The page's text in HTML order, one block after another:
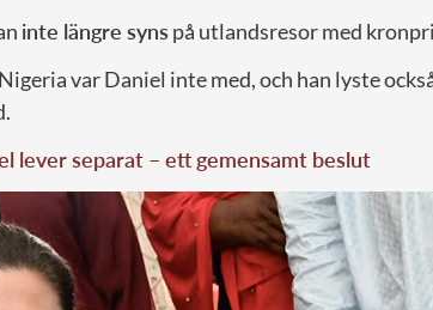
inte längre syns på utlandsresor med
var Daniel inte med, och han lyste
lever separat – ett gemensamt beslut